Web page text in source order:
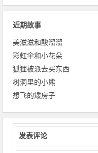
近期故事
美滋滋和酸溜溜
彩虹伞和小花朵
狐狸被派去买东西
树洞里的小熊
想飞的矮房子
发表评论